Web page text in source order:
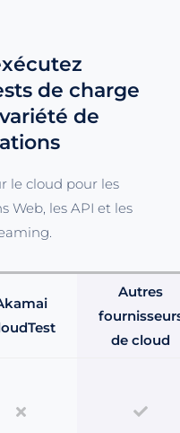
de charge
de
le cloud pour les
Web, les API et les
Autres
de cloud